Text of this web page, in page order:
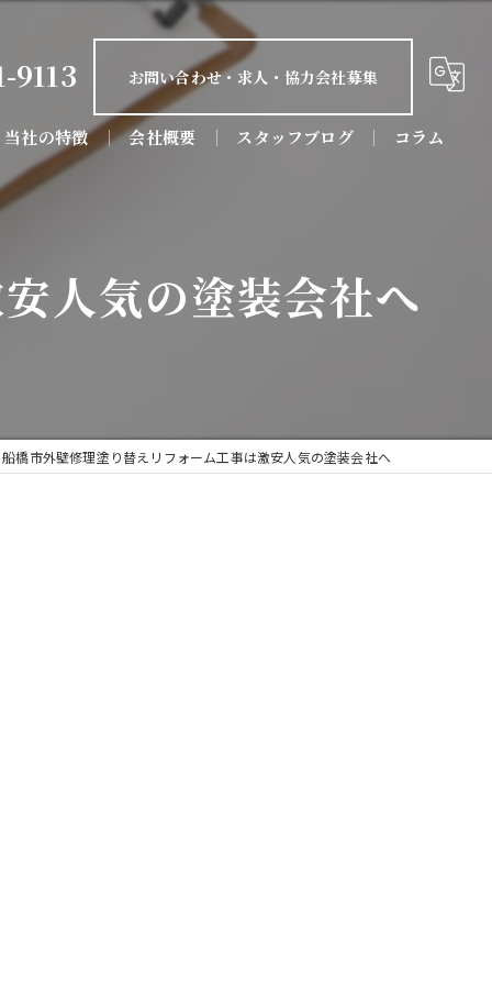
9113 お問い合わせ・求人・協力会社募集
当社の特徴
屋根塗装
屋根工事
会社概要 スタッフブログ コラム
人気の塗装会社へ
船橋市外壁修理塗り替えリフォーム工事は激安人気の塗装会社へ